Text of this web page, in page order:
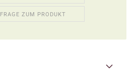
FRAGE ZUM PRODUKT